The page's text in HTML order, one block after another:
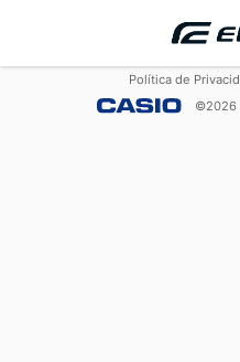
Política de
©2026